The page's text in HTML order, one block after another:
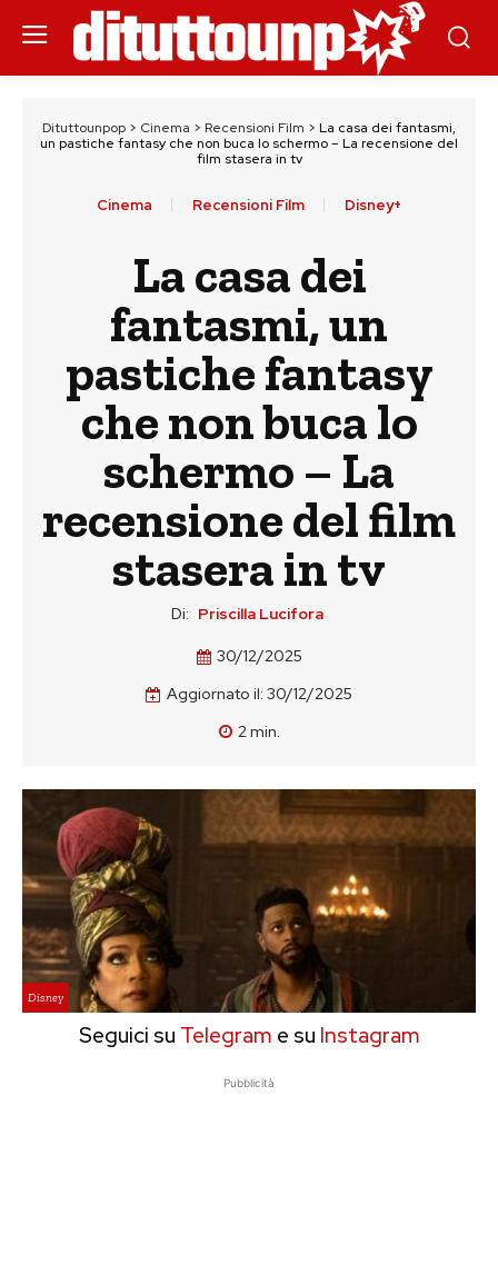
Dituttounpop > Cinema > Recensioni Film > La casa dei fantasmi,
un pastiche fantasy che non buca lo schermo – La recensione del
film stasera in tv
Cinema Recensioni Film Disney+
La casa dei
fantasmi, un
pastiche fantasy
che non buca lo
schermo – La
recensione del film
stasera in tv
Di: Priscilla Lucifora
30/12/2025
Aggiornato il: 30/12/2025
2min.
Disney
Seguici su Telegram e su Instagram
Pubblicità